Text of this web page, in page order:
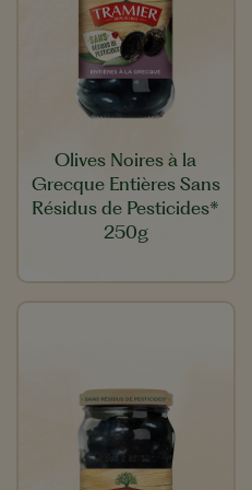
Olives Noires à la
Grecque Entières Sans
Résidus de Pesticides*
250g